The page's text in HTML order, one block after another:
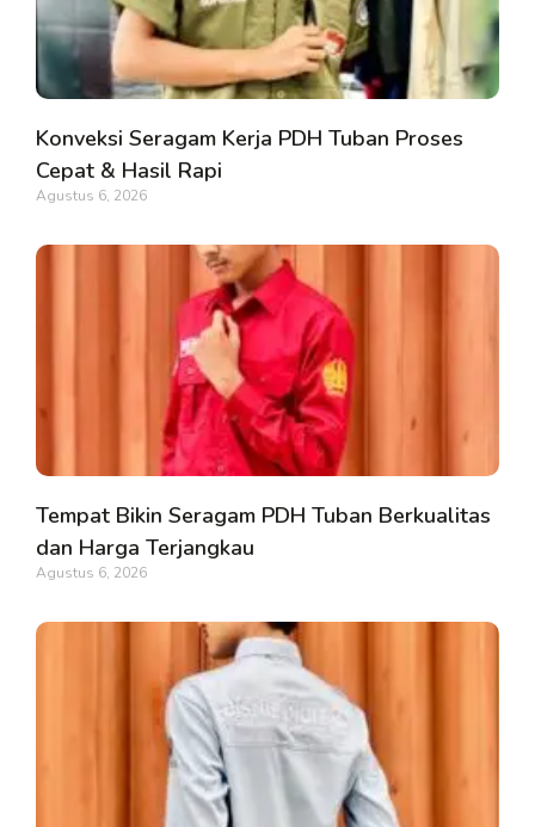
Konveksi Seragam Kerja PDH Tuban Proses
Cepat & Hasil Rapi
Agustus 6, 2026
Tempat Bikin Seragam PDH Tuban Berkualitas
dan Harga Terjangkau
Agustus 6, 2026